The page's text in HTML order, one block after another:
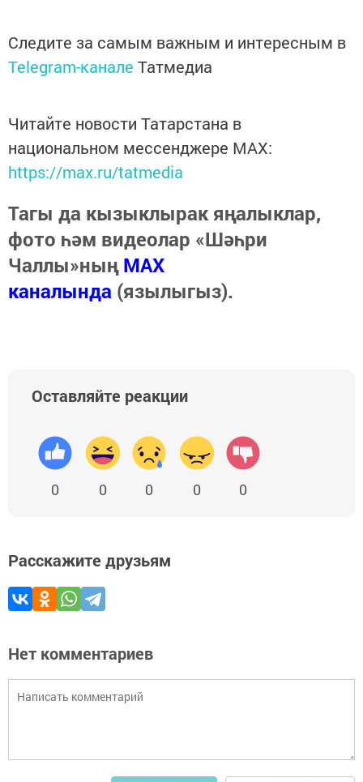
Следите за самым важным и интересным в
Telegram-канале Татмедиа
Читайте новости Татарстана в
национальном мессенджере MАХ:
https://max.ru/tatmedia
Тагы да кызыклырак яңалыклар,
фото һәм видеолар «Шәһри
Чаллы»ныңMAX
каналында (язылыгыз).
Оставляйте реакции
0 0 0 0 0
Расскажите друзьям
Нет комментариев